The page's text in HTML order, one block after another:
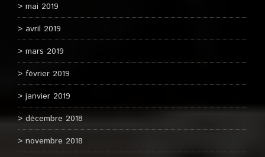
mai 2019
avril 2019
mars 2019
février 2019
janvier 2019
décembre 2018
novembre 2018